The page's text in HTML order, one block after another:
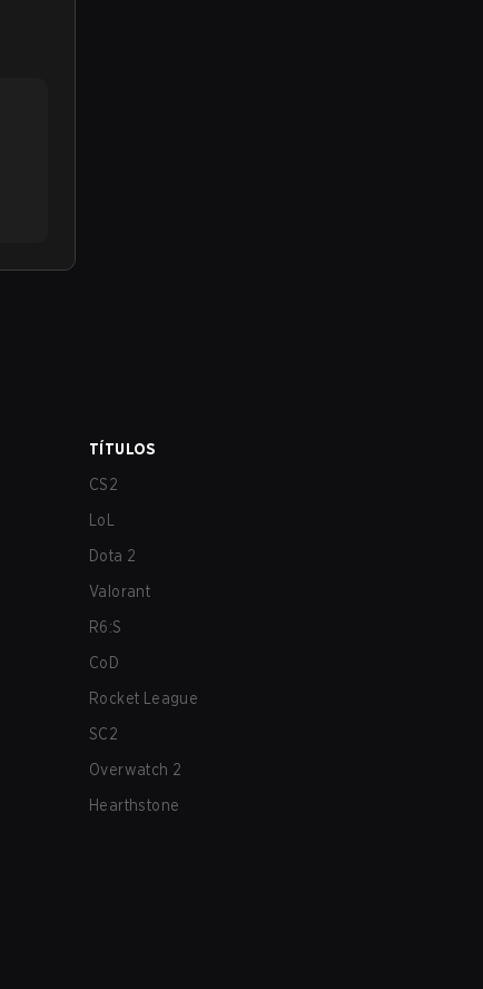
TÍTULOS
CS2
LoL
Dota 2
Valorant
R6:S
CoD
Rocket League
SC2
Overwatch 2
Hearthstone